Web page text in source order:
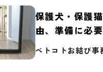
保護犬・保護
由、準備に必
ペトコトお結び事